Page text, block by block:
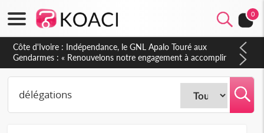
0
Sierra Leone : Un projet de réforme constitutionnelle en
gestation, points clés des amendements, un exclu d'avance